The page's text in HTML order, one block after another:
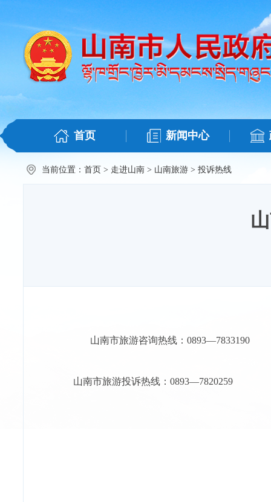
首页 新闻中心
当前位置： 首页 > 走进山南 > 山南旅游 > 投诉热线
山南市旅游咨询热线：0893—7833190
山南市旅游投诉热线：0893—7820259